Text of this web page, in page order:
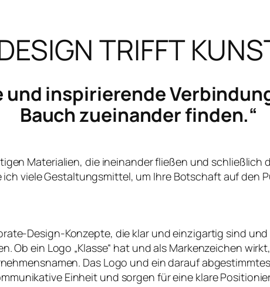
TRIFFT
und inspirierende
Bauch zueinander finden.“
Materialien, die ineinander fließen und schließlich
viele Gestaltungsmittel, um Ihre Botschaft auf den
Design-Konzepte, die klar und einzigartig sind
Ob ein Logo „Klasse“ hat und als Markenzeichen
Das Logo und ein darauf
Einheit und sorgen für eine klare